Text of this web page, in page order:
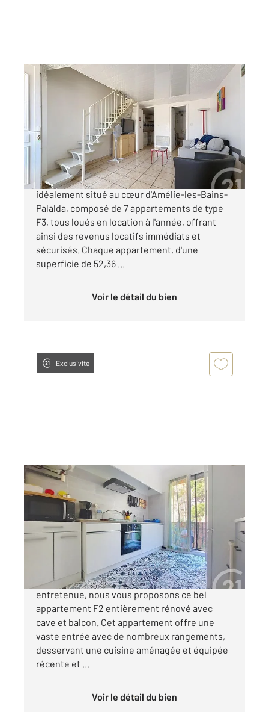
AMELIE LES BAINS PALALDA 66
, 21 pièces
Ref : 10895
Appartement F3 à vendre
399 990 €
Découvrez cet ensemble immobilier
idéalement situé au cœur d'Amélie-les-Bains-
Palalda, composé de 7 appartements de type
F3, tous loués en location à l'année, offrant
ainsi des revenus locatifs immédiats et
sécurisés. Chaque appartement, d'une
superficie de 52,36 ...
Voir le détail du bien
Exclusivité
AMELIE LES BAINS PALALDA 66
47,50 m2
, 2 pièces
Ref : 10819
Appartement F2 à vendre
86 500 €
Situé au 2ème étage d'une résidence bien
entretenue, nous vous proposons ce bel
appartement F2 entièrement rénové avec
cave et balcon. Cet appartement offre une
vaste entrée avec de nombreux rangements,
desservant une cuisine aménagée et équipée
récente et ...
Voir le détail du bien